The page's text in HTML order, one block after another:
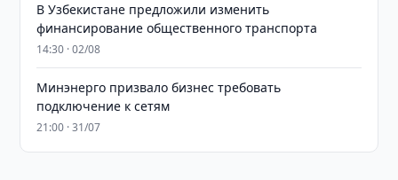
В Узбекистане предложили изменить
финансирование общественного транспорта
14:30 · 02/08
Минэнерго призвало бизнес требовать
подключение к сетям
21:00 · 31/07